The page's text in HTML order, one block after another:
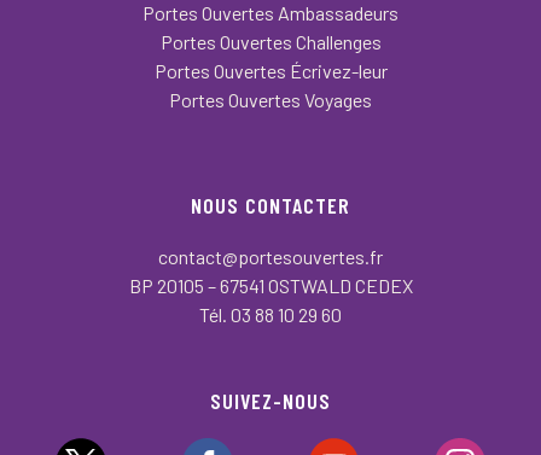
Portes Ouvertes Ambassadeurs
Portes Ouvertes Challenges
Portes Ouvertes Écrivez-leur
Portes Ouvertes Voyages
NOUS CONTACTER
contact@portesouvertes.fr
BP 20105 – 67541 OSTWALD CEDEX
Tél. 03 88 10 29 60
SUIVEZ-NOUS